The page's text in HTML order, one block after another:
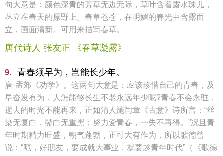
句大意是：颜色深青的芳草无边无际，草叶含着露水珠儿，
丛立在春天的原野上。春草苍苍，在明媚的春光中含露而
立，画面清新。可用来描写春草。
唐代诗人 张友正 《春草凝露》
9. 青春须早为，岂能长少年。
唐·孟郊《劝学》。这两句大意是：应该珍惜自己的青春，及
早奋发有为，人怎能够长生不老永远年少呢?青春不会永驻，
逝去的时光不能再来，正如清人施闰章《古意》诗所言：“丝
染无复白，鬓白无重黑；努力爱青春，一失不再得。”况且青
年时期精力旺盛，朝气蓬勃，正可大有作为，所以歌德曾
说：“呃，好朋友，要成就大事业，就要趁青年时代”（《歌德